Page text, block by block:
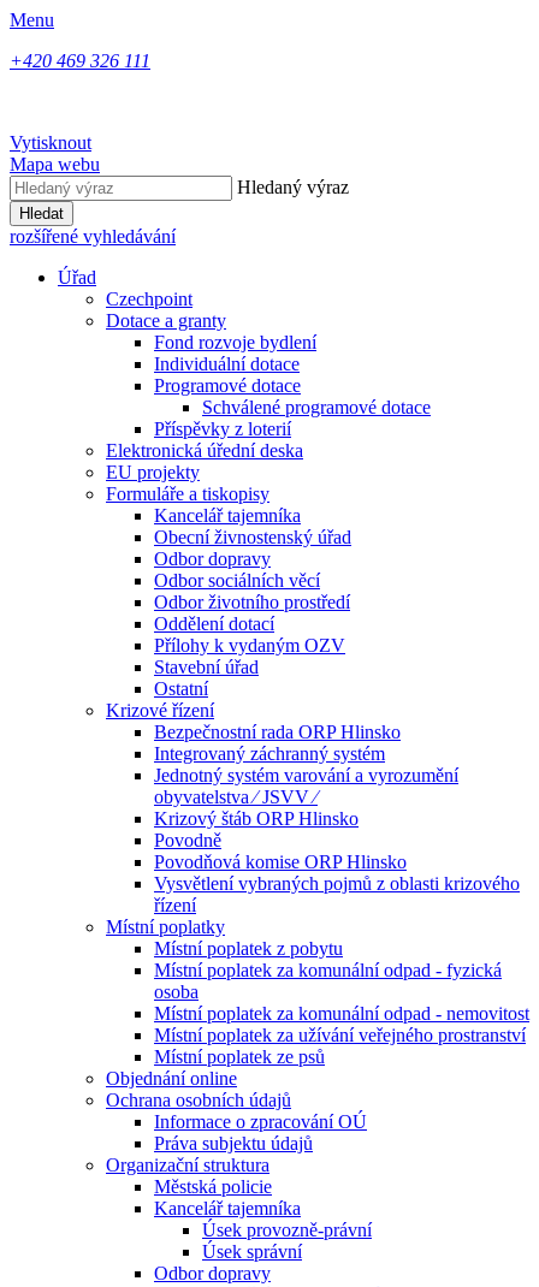
Menu
+420 469 326 111
Vytisknout
Mapa webu
Hledaný výraz
Hledat
rozšířené vyhledávání
Úřad
Czechpoint
Dotace a granty
Fond rozvoje bydlení
Individuální dotace
Programové dotace
Schválené programové dotace
Příspěvky z loterií
Elektronická úřední deska
EU projekty
Formuláře a tiskopisy
Kancelář tajemníka
Obecní živnostenský úřad
Odbor dopravy
Odbor sociálních věcí
Odbor životního prostředí
Oddělení dotací
Přílohy k vydaným OZV
Stavební úřad
Ostatní
Krizové řízení
Bezpečnostní rada ORP Hlinsko
Integrovaný záchranný systém
Jednotný systém varování a vyrozumění
obyvatelstva ⁄ JSVV ⁄
Krizový štáb ORP Hlinsko
Povodně
Povodňová komise ORP Hlinsko
Vysvětlení vybraných pojmů z oblasti krizového
řízení
Místní poplatky
Místní poplatek z pobytu
Místní poplatek za komunální odpad - fyzická
osoba
Místní poplatek za komunální odpad - nemovitost
Místní poplatek za užívání veřejného prostranství
Místní poplatek ze psů
Objednání online
Ochrana osobních údajů
Informace o zpracování OÚ
Práva subjektu údajů
Organizační struktura
Městská policie
Kancelář tajemníka
Úsek provozně-právní
Úsek správní
Odbor dopravy